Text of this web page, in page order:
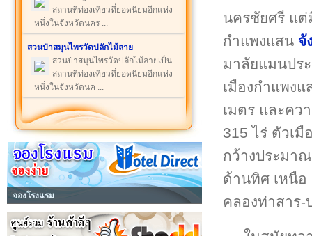
สถานที่ท่องเที่ยวที่ยอดนิยมอีกแห่ง
หนึ่งในจังหวัดนคร ...
สวนป่าสมุนไพรวัดปลักไม้ลาย
สวนป่าสมุนไพรวัดปลักไม้ลายเป็น
สถานที่ท่องเที่ยวที่ยอดนิยมอีกแห่ง
หนึ่งในจังหวัดนค ...
จองโรงแรม
นครชัยศรี แต่
กำแพงแสน จั
มาลัยแมนปร
เมืองกำแพง
เมตร และคว
315 ไร่ ตัวเ
กว้างประมา
ด้านทิศ เหนือ
คลองท่าสาร-